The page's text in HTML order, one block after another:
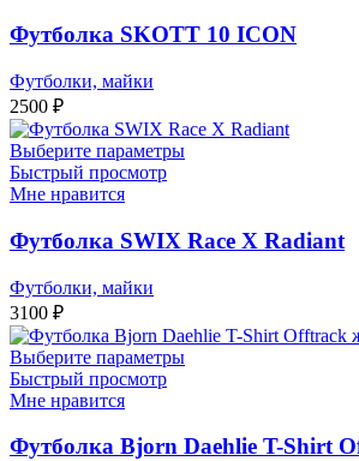
Футболка SKOTT 10 ICON
Футболки, майки
2500 ₽
Выберите параметры
Быстрый просмотр
Мне нравится
Футболка SWIX Race X Radiant
Футболки, майки
3100 ₽
Выберите параметры
Быстрый просмотр
Мне нравится
Футболка Bjorn Daehlie T-Shirt